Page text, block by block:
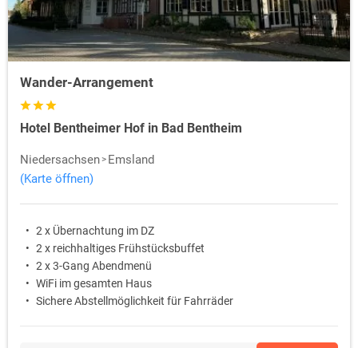
Wander-Arrangement
Hotel Bentheimer Hof in Bad Bentheim
Niedersachsen
Emsland
(Karte öffnen)
2 x Übernachtung im DZ
2 x reichhaltiges Frühstücksbuffet
2 x 3-Gang Abendmenü
WiFi im gesamten Haus
Sichere Abstellmöglichkeit für Fahrräder